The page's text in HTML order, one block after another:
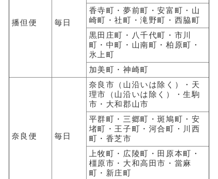
播但便 毎日
香寺町・夢前町・安富町・山
崎町・社町・滝野町・西脇町
黒田庄町・八千代町・市川
町・中町・山南町・柏原町・
氷上町
加美町・神崎町
奈良便 毎日
奈良市（山沿いは除く）・天
理市（山沿いは除く）・生駒
市・大和郡山市
平群町・三郷町・斑鳩町・安
堵町・王子町・河合町・川西
町・香芝市
上牧町・広陵町・田原本町・
橿原市・大和高田市・當麻
町・新庄町